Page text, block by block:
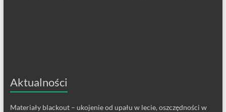
Aktualności
Materiały blackout – ukojenie od upału w lecie, oszczędności w